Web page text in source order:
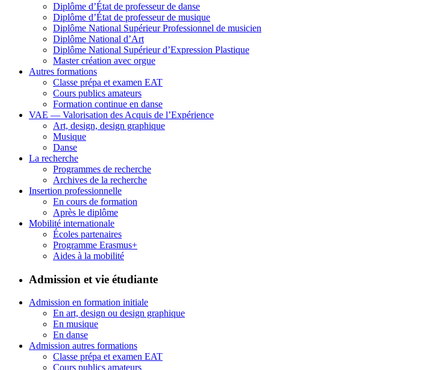
Diplôme d’État de professeur de danse
Diplôme d’État de professeur de musique
Diplôme National Supérieur Professionnel de musicien
Diplôme National d’Art
Diplôme National Supérieur d’Expression Plastique
Master création avec orgue
Autres formations
Classe prépa et examen EAT
Cours publics amateurs
Formation continue en danse
VAE — Valorisation des Acquis de l’Expérience
Art, design, design graphique
Musique
Danse
La recherche
Programmes de recherche
Archives de la recherche
Insertion professionnelle
En cours de formation
Après le diplôme
Mobilité internationale
Écoles partenaires
Programme Erasmus+
Aides à la mobilité
Admission et vie étudiante
Admission en formation initiale
En art, design ou design graphique
En musique
En danse
Admission autres formations
Classe prépa et examen EAT
Cours publics amateurs